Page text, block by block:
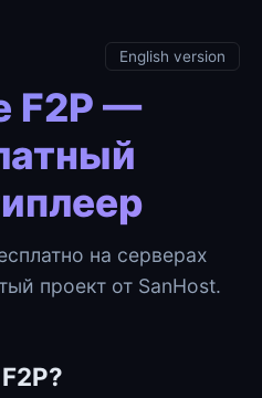
English version
F2P —
на серверах
проект от SanHost.